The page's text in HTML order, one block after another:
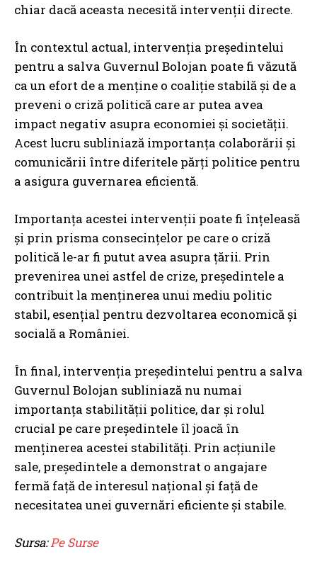
chiar dacă aceasta necesită intervenții directe.
În contextul actual, intervenția președintelui
pentru a salva Guvernul Bolojan poate fi văzută
ca un efort de a menține o coaliție stabilă și de a
preveni o criză politică care ar putea avea
impact negativ asupra economiei și societății.
Acest lucru subliniază importanța colaborării și
comunicării între diferitele părți politice pentru
a asigura guvernarea eficientă.
Importanța acestei intervenții poate fi înțeleasă
și prin prisma consecințelor pe care o criză
politică le-ar fi putut avea asupra țării. Prin
prevenirea unei astfel de crize, președintele a
contribuit la menținerea unui mediu politic
stabil, esențial pentru dezvoltarea economică și
socială a României.
În final, intervenția președintelui pentru a salva
Guvernul Bolojan subliniază nu numai
importanța stabilității politice, dar și rolul
crucial pe care președintele îl joacă în
menținerea acestei stabilități. Prin acțiunile
sale, președintele a demonstrat o angajare
fermă față de interesul național și față de
necesitatea unei guvernări eficiente și stabile.
Sursa:Pe Surse